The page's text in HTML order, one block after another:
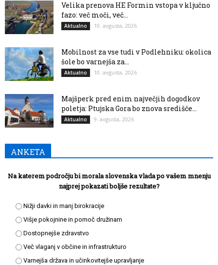
Velika prenova HE Formin vstopa v ključno
fazo: več moči, več...
Aktualno 10. avgusta, 2026
Mobilnost za vse tudi v Podlehniku: okolica
šole bo varnejša za...
Aktualno 10. avgusta, 2026
Majšperk pred enim največjih dogodkov
poletja: Ptujska Gora bo znova središče...
Aktualno 9. avgusta, 2026
ANKETA
Na katerem področju bi morala slovenska vlada po vašem mnenju
najprej pokazati boljše rezultate?
Nižji davki in manj birokracije
Višje pokojnine in pomoč družinam
Dostopnejše zdravstvo
Več vlaganj v občine in infrastrukturo
Varnejša država in učinkovitejše upravljanje